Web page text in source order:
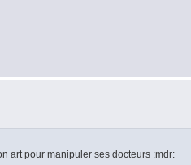
art pour manipuler ses docteurs :mdr: